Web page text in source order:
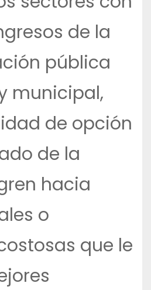
de la
pública
municipal,
de opción
de la
hacia
o
que le